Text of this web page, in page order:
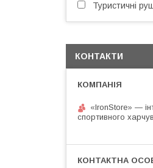
Туристичні
КОНТАКТИ
«IronStore» —
спортивного